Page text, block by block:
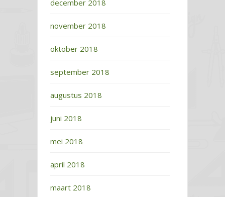
december 2018
november 2018
oktober 2018
september 2018
augustus 2018
juni 2018
mei 2018
april 2018
maart 2018